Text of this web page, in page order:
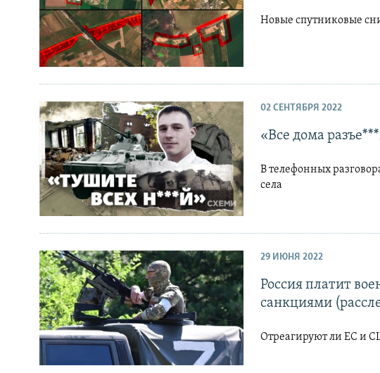
Новые спутниковые
02 СЕНТЯБРЯ 2022
«Все дома
В телефонных
села
29 ИЮНЯ 2022
Россия платит
санкциями
Отреагируют ли ЕС и